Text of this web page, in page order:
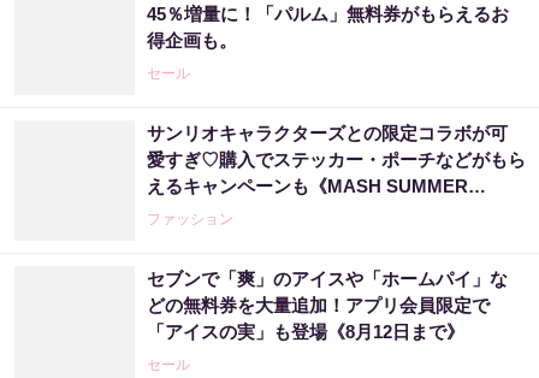
45％増量に！「パルム」無料券がもらえるお
得企画も。
セール
サンリオキャラクターズとの限定コラボが可
愛すぎ♡購入でステッカー・ポーチなどがもら
えるキャンペーンも《MASH SUMMER
WEEK 2026》
ファッション
セブンで「爽」のアイスや「ホームパイ」な
どの無料券を大量追加！アプリ会員限定で
「アイスの実」も登場《8月12日まで》
セール